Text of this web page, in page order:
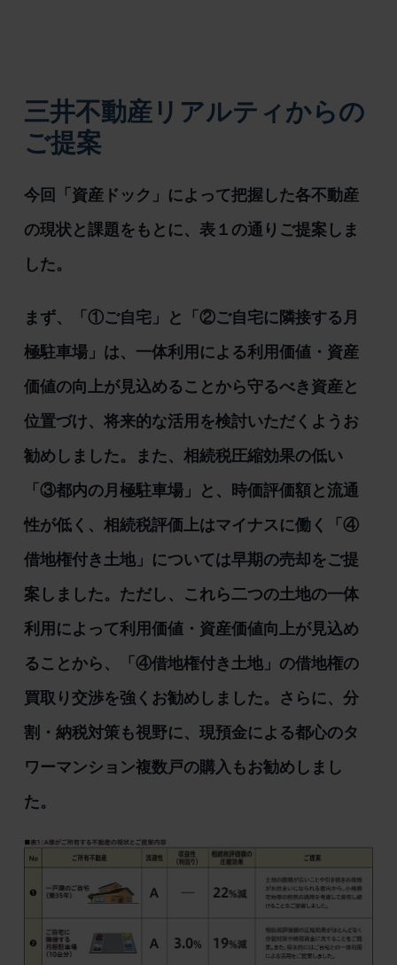
三井不動産リアルティからの
ご提案
今回「資産ドック」によって把握した各不動産
の現状と課題をもとに、表１の通りご提案しま
した。
まず、「①ご自宅」と「②ご自宅に隣接する月
極駐車場」は、一体利用による利用価値・資産
価値の向上が見込めることから守るべき資産と
位置づけ、将来的な活用を検討いただくようお
勧めしました。また、相続税圧縮効果の低い
「③都内の月極駐車場」と、時価評価額と流通
性が低く、相続税評価上はマイナスに働く「④
借地権付き土地」については早期の売却をご提
案しました。ただし、これら二つの土地の一体
利用によって利用価値・資産価値向上が見込め
ることから、「④借地権付き土地」の借地権の
買取り交渉を強くお勧めしました。さらに、分
割・納税対策も視野に、現預金による都心のタ
ワーマンション複数戸の購入もお勧めしまし
た。